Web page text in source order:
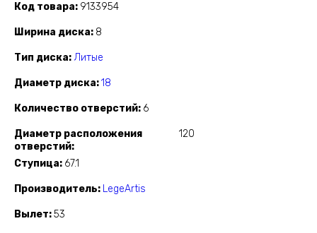
Код товара 9133954
Ширина диска 8
Тип диска Литые
Диаметр диска 18
Количество отверстий 6
Диаметр расположения
отверстий
120
Ступица 67.1
Производитель LegeArtis
Вылет 53